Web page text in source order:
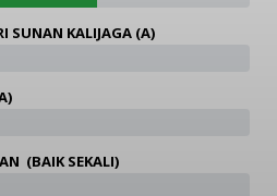
SUNAN KALIJAGA (A)
(BAIK SEKALI)